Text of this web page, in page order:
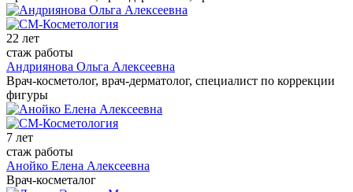
22 лет
стаж работы
Андриянова Ольга Алексеевна
Врач-косметолог, врач-дерматолог, специалист по коррекции
фигуры
7 лет
стаж работы
Анойко Елена Алексеевна
Врач-косметалог